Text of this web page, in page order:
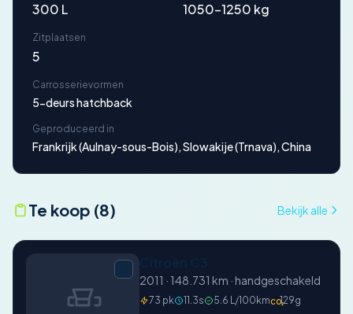
300 L 1050-1250 kg
Zitplaatsen
5
Carrosserievormen
5-deurs hatchback
Geproduceerd in
Frankrijk (Aulnay-sous-Bois), Slowakije (Trnava), China
Te koop (8) Bekijk alle
2011 · 148.731 km · handgeschakeld
73 pk 11.3s 5.6 L/100kmCO₂129g